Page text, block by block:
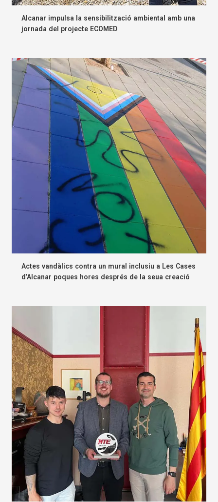
Alcanar impulsa la sensibilització ambiental amb una
jornada del projecte ECOMED
Actes vandàlics contra un mural inclusiu a Les Cases
d’Alcanar poques hores després de la seua creació